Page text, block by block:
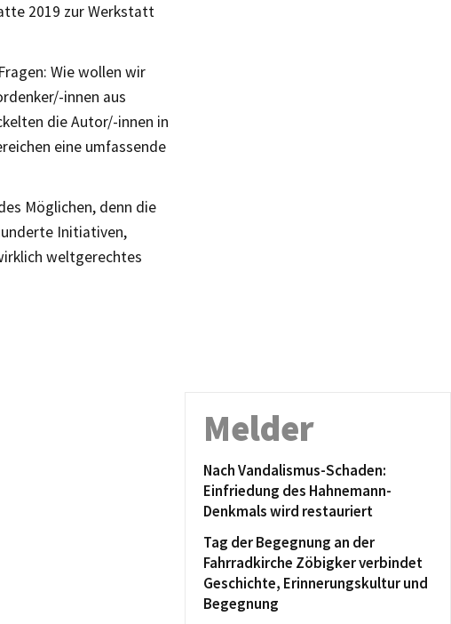
2019 zur Werkstatt
Wie wollen wir
innen aus
die Autor/-innen in
eine umfassende
Möglichen, denn die
Initiativen,
weltgerechtes
Melder
Nach Vandalismus-Schaden:
Einfriedung des Hahnemann-
Denkmals wird restauriert
Tag der Begegnung an der
Fahrradkirche Zöbigker verbindet
Geschichte, Erinnerungskultur und
Begegnung